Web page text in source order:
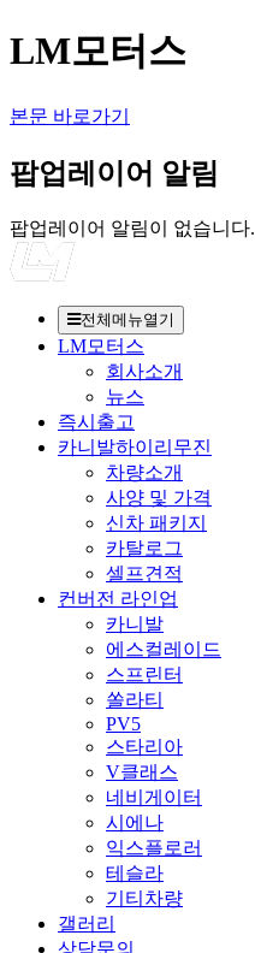
LM모터스
본문 바로가기
팝업레이어 알림
팝업레이어 알림이 없습니다.
전체메뉴열기
LM모터스
회사소개
뉴스
즉시출고
카니발하이리무진
차량소개
사양 및 가격
신차 패키지
카탈로그
셀프견적
컨버전 라인업
카니발
에스컬레이드
스프린터
쏠라티
PV5
스타리아
V클래스
네비게이터
시에나
익스플로러
테슬라
기티차량
갤러리
상담문의